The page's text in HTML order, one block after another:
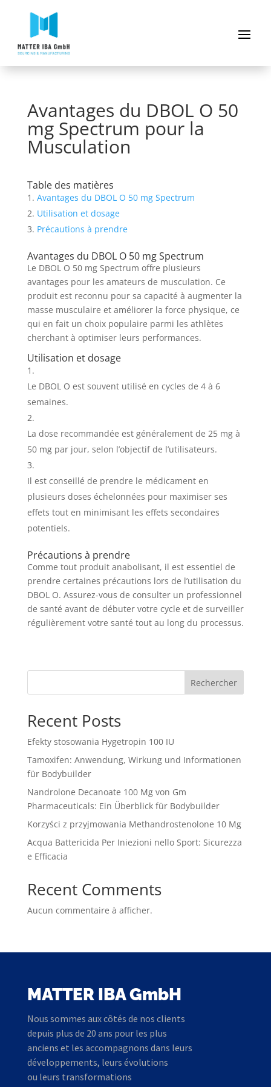
Avantages du DBOL O 50
mg Spectrum pour la
Musculation
Table des matières
Avantages du DBOL O 50 mg Spectrum
Utilisation et dosage
Précautions à prendre
Avantages du DBOL O 50 mg Spectrum
Le DBOL O 50 mg Spectrum offre plusieurs
avantages pour les amateurs de musculation. Ce
produit est reconnu pour sa capacité à augmenter la
masse musculaire et améliorer la force physique, ce
qui en fait un choix populaire parmi les athlètes
cherchant à optimiser leurs performances.
Utilisation et dosage
Le DBOL O est souvent utilisé en cycles de 4 à 6
semaines.
La dose recommandée est généralement de 25 mg à
50 mg par jour, selon l’objectif de l’utilisateurs.
Il est conseillé de prendre le médicament en
plusieurs doses échelonnées pour maximiser ses
effets tout en minimisant les effets secondaires
potentiels.
Précautions à prendre
Comme tout produit anabolisant, il est essentiel de
prendre certaines précautions lors de l’utilisation du
DBOL O. Assurez-vous de consulter un professionnel
de santé avant de débuter votre cycle et de surveiller
régulièrement votre santé tout au long du processus.
Rechercher
Recent Posts
Efekty stosowania Hygetropin 100 IU
Tamoxifen: Anwendung, Wirkung und Informationen
für Bodybuilder
Nandrolone Decanoate 100 Mg von Gm
Pharmaceuticals: Ein Überblick für Bodybuilder
Korzyści z przyjmowania Methandrostenolone 10 Mg
Acqua Battericida Per Iniezioni nello Sport: Sicurezza
e Efficacia
Recent Comments
Aucun commentaire à afficher.
MATTER IBA GmbH
Nous sommes aux côtés de nos clients
depuis plus de 20 ans pour les plus
anciens et les accompagnons dans leurs
développements, leurs évolutions
ou leurs transformations